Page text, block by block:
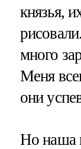
князья,
много
Меня
они
Но наша